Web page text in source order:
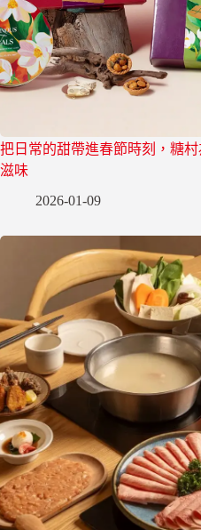
把日常的甜帶進春節時刻，糖
滋味
2026-01-09